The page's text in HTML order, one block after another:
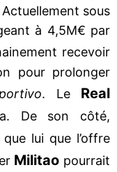
sous
à 4,5M€ par
recevoir
pour prolonger
. Le Real
De son côté,
lui que l’offre
Militao pourrait